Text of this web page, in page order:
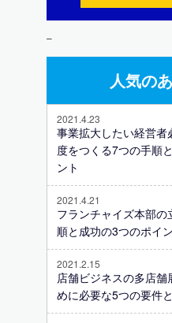
–
人気の
2021.4.23
事業拡大したい経営者
度をつくる7つの手順
ント
2021.4.21
フランチャイズ本部
順と成功の3つのポイ
2021.2.15
店舗ビジネスの多店
めに必要な5つの要件